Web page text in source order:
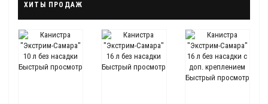
ХИТЫ ПРОДАЖ
Быстрый просмотр Быстрый просмотр
Быстрый просмотр